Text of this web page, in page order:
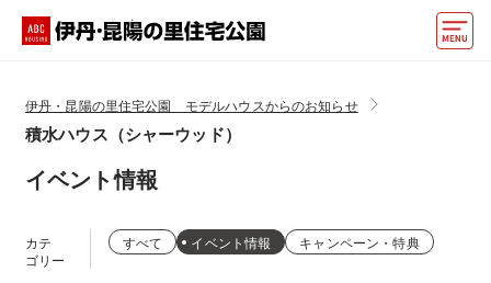
住宅会社・ハウスメーカー
イベント情報・プレゼント
アクセス
伊丹・昆陽の里住宅公園 モデルハウスからのお知らせ
積水ハウス（シャーウッド）
イベント情報
カテ
ゴリー
すべて イベント情報 キャンペーン・特典